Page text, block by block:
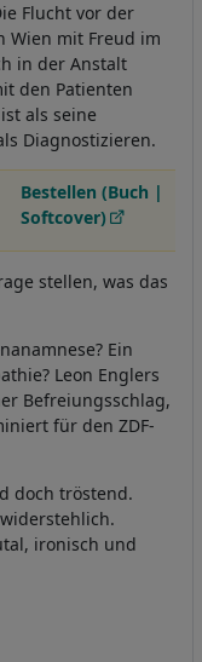
Flucht vor der
Wien mit Freud im
in der Anstalt
den Patienten
als seine
Diagnostizieren.
Bestellen (Buch |
Softcover)
stellen, was das
Ein
Leon Englers
Befreiungsschlag,
für den ZDF-
doch tröstend.
ironisch und